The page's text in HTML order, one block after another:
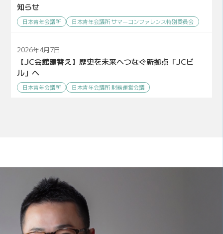
知らせ
日本青年会議所 日本青年会議所 サマーコンファレンス特別委員会
2026年4月7日
【JC会館建替え】歴史を未来へつなぐ新拠点「JCビ
ル」へ
日本青年会議所 日本青年会議所 財務運営会議